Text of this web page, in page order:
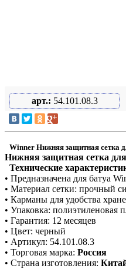
арт.: 54.101.08.3
Winner Нижняя защитная сетка
Нижняя защитная сетка
Технические
• Предназначена для батуа
• Материал сетки: прочный
• Карманы для удобства
• Упаковка: полиэтиленовая
• Гарантия: 12 месяцев
• Цвет: черный
• Артикул: 54.101.08.3
• Торговая марка: Россия
• Страна изготовления: